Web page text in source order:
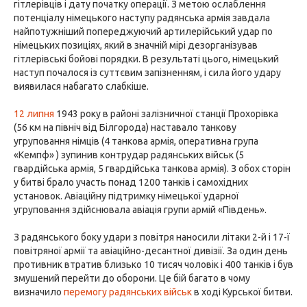
гітлерівців і дату початку операції. З метою ослаблення
потенціалу німецького наступу радянська армія завдала
найпотужніший попереджуючий артилерійський удар по
німецьких позиціях, який в значній мірі дезорганізував
гітлерівські бойові порядки. В результаті цього, німецький
наступ почалося із суттєвим запізненням, і сила його удару
виявилася набагато слабкіше.
12 липня 1943 року в районі залізничної станції Прохорівка
(56 км на північ від Білгорода) наставало танкову
угруповання німців (4 танкова армія, оперативна група
«Кемпф» ) зупинив контрудар радянських військ (5
гвардійська армія, 5 гвардійська танкова армія). З обох сторін
у битві брало участь понад 1200 танків і самохідних
установок. Авіаційну підтримку німецької ударної
угруповання здійснювала авіація групи армій «Південь».
З радянського боку удари з повітря наносили літаки 2-й і 17-ї
повітряної армії та авіаційно-десантної дивізії. За один день
противник втратив близько 10 тисяч чоловік і 400 танків і був
змушений перейти до оборони. Це бій багато в чому
визначило перемогу радянських військв ході Курської битви.